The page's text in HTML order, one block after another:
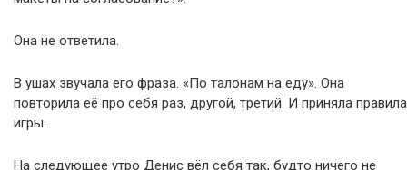
Она не ответила.
В ушах звучала его фраза. «По талонам на еду». Она
повторила её про себя раз, другой, третий. И приняла правила
игры.
На следующее утро Денис вёл себя так, будто ничего не